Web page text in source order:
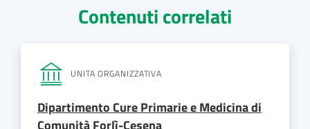
Contenuti correlati
UNITA ORGANIZZATIVA
Dipartimento Cure Primarie e Medicina di
Comunità Forlì-Cesena